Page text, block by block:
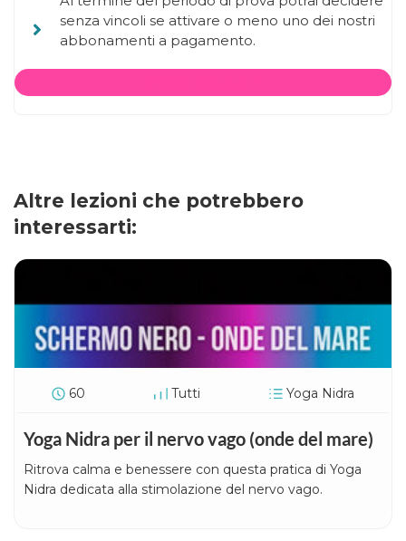
senza vincoli se attivare o meno uno dei nostri
abbonamenti a pagamento.
Altre lezioni che potrebbero
interessarti:
60 Tutti Yoga Nidra
Yoga Nidra per il nervo vago (onde del mare)
Ritrova calma e benessere con questa pratica di Yoga
Nidra dedicata alla stimolazione del nervo vago.